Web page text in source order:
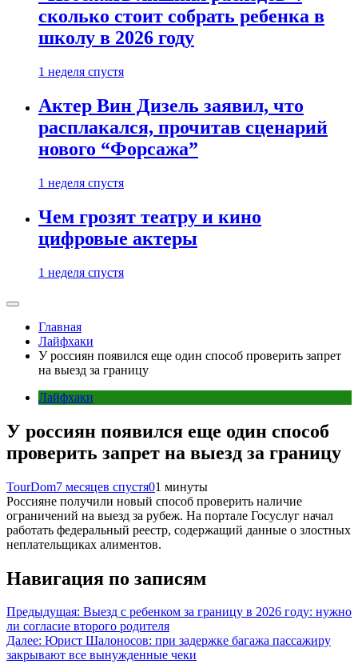
сколько стоит собрать ребенка в
школу в 2026 году
1 неделя спустя
Актер Вин Дизель заявил, что
расплакался, прочитав сценарий
нового “Форсажа”
1 неделя спустя
Чем грозят театру и кино
цифровые актеры
1 неделя спустя
Главная
Лайфхаки
У россиян появился еще один способ проверить запрет
на выезд за границу
Лайфхаки
У россиян появился еще один способ
проверить запрет на выезд за границу
TourDom7 месяцев спустя01 минуты
Россияне получили новый способ проверить наличие
ограничений на выезд за рубеж. На портале Госуслуг начал
работать федеральный реестр, содержащий данные о злостных
неплательщиках алиментов.
Навигация по записям
Предыдущая: Выезд с ребенком за границу в 2026 году: нужно
ли согласие второго родителя
Далее: Юрист Шалоносов: при задержке багажа пассажиру
закрывают все вынужденные чеки